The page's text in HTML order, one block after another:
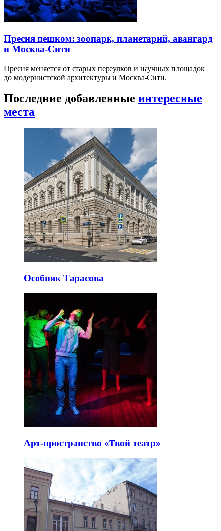
Пресня пешком: зоопарк, планетарий, авангард
и Москва-Сити
Пресня меняется от старых переулков и научных площадок
до модернистской архитектуры и Москва-Сити.
Последние добавленные интересные
места
Особняк Тарасова
Арт-пространство «Твой театр»